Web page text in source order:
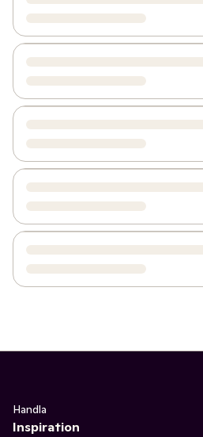
Handla
Inspiration